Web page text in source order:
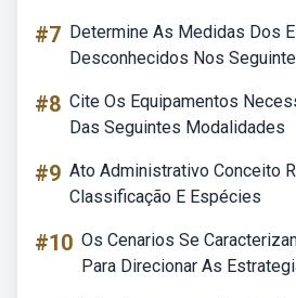
#7 Determine As Medidas Dos
Desconhecidos Nos
#8 Cite Os Equipamentos
Das Seguintes Modalidades
#9 Ato Administrativo Conceito
Classificação E Espécies
#10 Os Cenarios Se
Para Direcionar As